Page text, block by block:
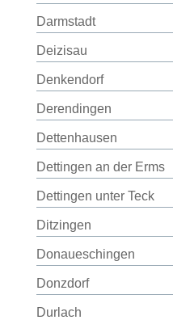
Darmstadt
Deizisau
Denkendorf
Derendingen
Dettenhausen
Dettingen an der Erms
Dettingen unter Teck
Ditzingen
Donaueschingen
Donzdorf
Durlach